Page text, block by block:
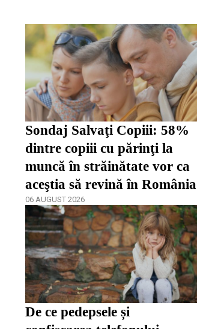
Sondaj Salvaţi Copiii: 58%
dintre copiii cu părinţi la
muncă în străinătate vor ca
aceştia să revină în România
06 AUGUST 2026
De ce pedepsele și